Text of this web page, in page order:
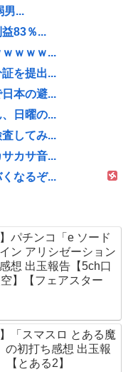
男...
83％...
ｗｗｗ...
を提出...
本の避...
日曜の...
してみ...
カサ音...
なるぞ...
パチンコ「e ソード
ン アリシゼーション
想 出玉報告【5ch口
】【フェアスター
「スマスロ とある魔
の初打ち感想 出玉報
とある2】